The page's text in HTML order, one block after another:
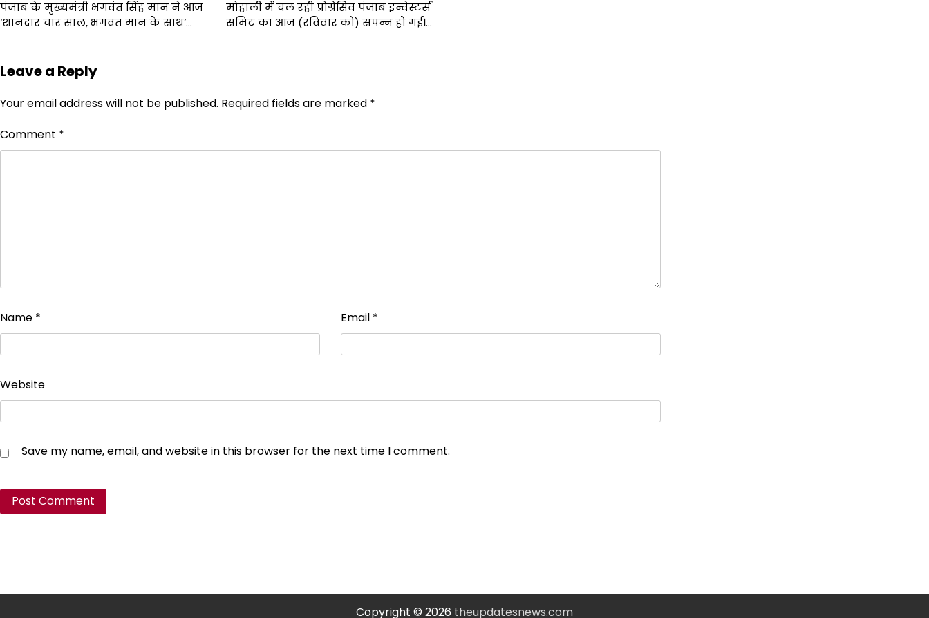
पंजाब के मुख्यमंत्री भगवंत सिंह मान ने आज
‘शानदार चार साल, भगवंत मान के साथ’…
मोहाली में चल रही प्रोग्रेसिव पंजाब इन्वेस्टर्स
समिट का आज (रविवार को) संपन्न हो गई।…
Leave a Reply
Your email address will not be published. Required fields are marked *
Comment *
Name * Email *
Website
Save my name, email, and website in this browser for the next time I comment.
Copyright © 2026 theupdatesnews.com